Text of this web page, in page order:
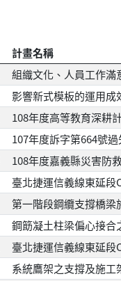
計畫名稱
組織文化、人員工作滿
影響新式模板的運用成
108年度高等教育深耕
107年度訴字第664號
108年度嘉義縣災害防
臺北捷運信義線東延段
第一階段鋼纜支撐橋梁
鋼筯凝土柱梁偏心接合
臺北捷運信義線東延段
系統鷹架之支撐及施工